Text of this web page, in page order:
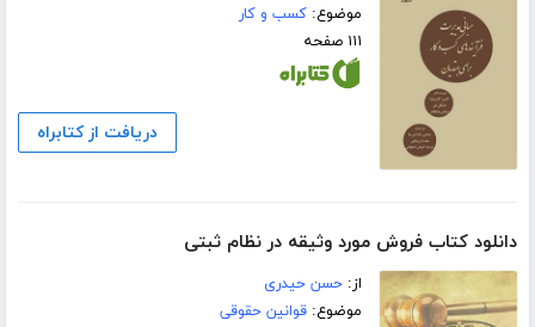
موضوع:کسب و کار
۱۱۱ صفحه
دریافت از کتابراه
دانلود کتاب فروش مورد وثیقه در نظام ثبتی
از:حسن حیدری
موضوع:قوانین حقوقی